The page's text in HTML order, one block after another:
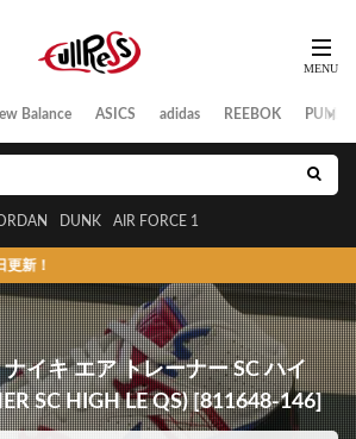
Balance ASICS adidas REEBOK PUMA
DUNK AIR FORCE 1
イキ エア トレーナー SC ハイ
SC HIGH LE QS) [811648-146]